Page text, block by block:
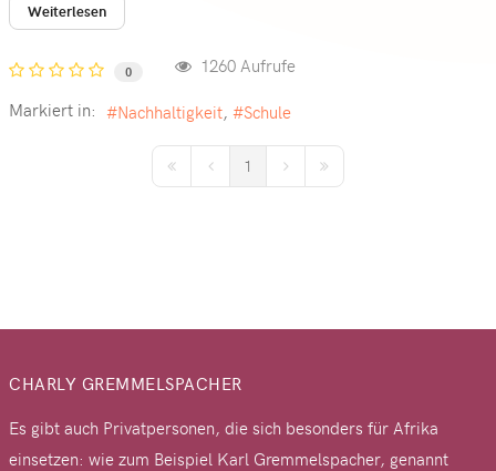
Weiterlesen
0
1260 Aufrufe
Markiert in:
Nachhaltigkeit Schule
First PagePrevious Page
1 Next PageLast Page
CHARLY GREMMELSPACHER
Es gibt auch Privatpersonen, die sich besonders für Afrika
einsetzen: wie zum Beispiel Karl Gremmelspacher, genannt